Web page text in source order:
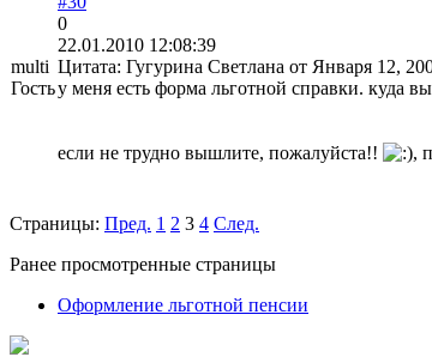
multi
Гость
0
22.01.2010 12:08:39
Цитата: Гугурина Светлана от Января 12,
у меня есть форма льготной справки. куда
если не трудно вышлите, пожалуйста!! ,
Страницы: Пред. 1 2 3 4 След.
Ранее просмотренные страницы
Оформление льготной пенсии